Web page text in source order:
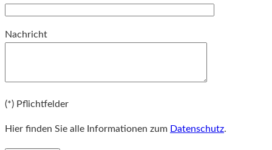
Nachricht
(*) Pflichtfelder
Hier finden Sie alle Informationen zum Datenschutz.